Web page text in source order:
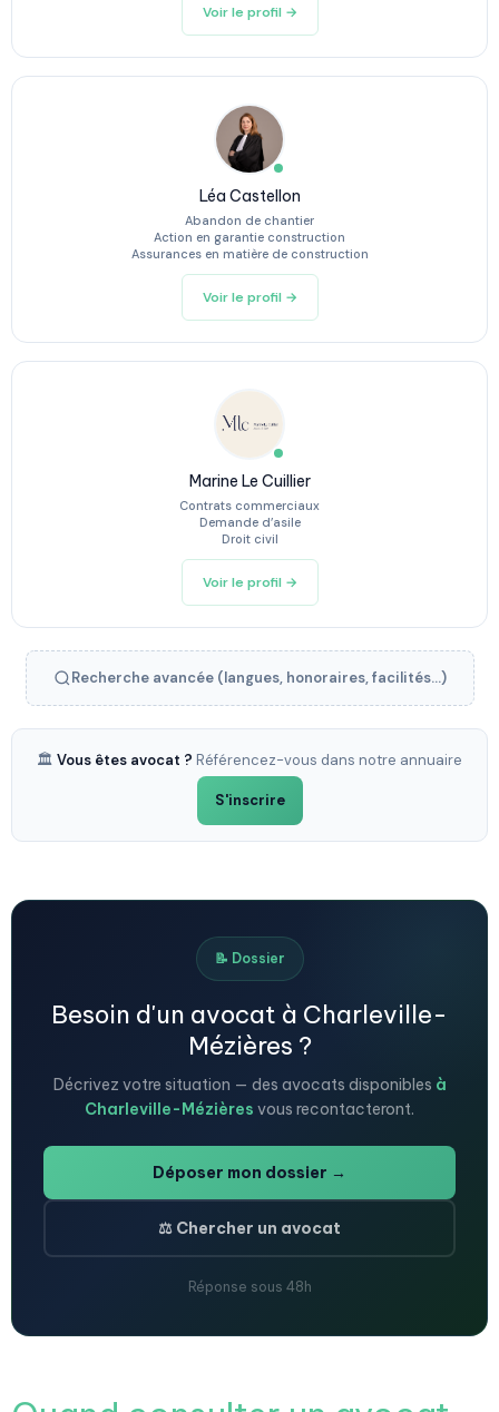
Voir le profil →
Léa Castellon
Abandon de chantier
Action en garantie construction
Assurances en matière de construction
Voir le profil →
Marine Le Cuillier
Contrats commerciaux
Demande d’asile
Droit civil
Voir le profil →
Recherche avancée (langues, honoraires, facilités...)
🏛️ Vous êtes avocat ? Référencez-vous dans notre annuaire
S'inscrire
📝 Dossier
Besoin d'un avocat à Charleville-
Mézières ?
Décrivez votre situation — des avocats disponibles à
Charleville-Mézières vous recontacteront.
Déposer mon dossier →
⚖️ Chercher un avocat
Réponse sous 48h